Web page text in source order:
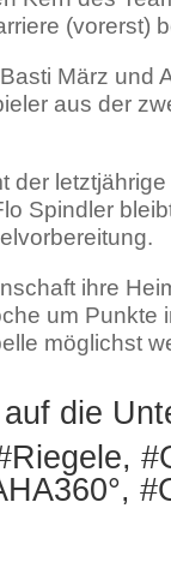
(vorerst)
März und
aus der
der
Spindler
ihre
um
möglichst
die